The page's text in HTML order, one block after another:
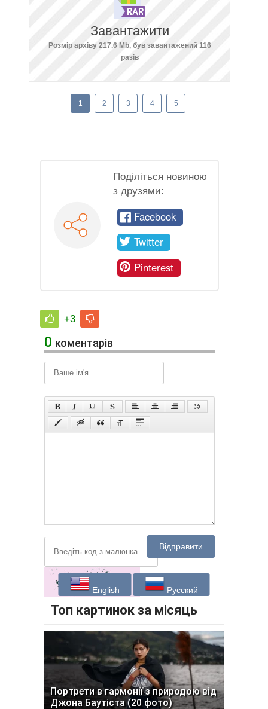
Завантажити
Розмір архіву 217.6 Mb, був завантажений 116
разів
1 2 3 4 5
Поділіться новиною
з друзями:
Facebook
Twitter
Pinterest
+3
0 коментарів
Відправити
English Русский
Топ картинок за місяць
Портрети в гармонії з природою від
Джона Баутіста (20 фото)